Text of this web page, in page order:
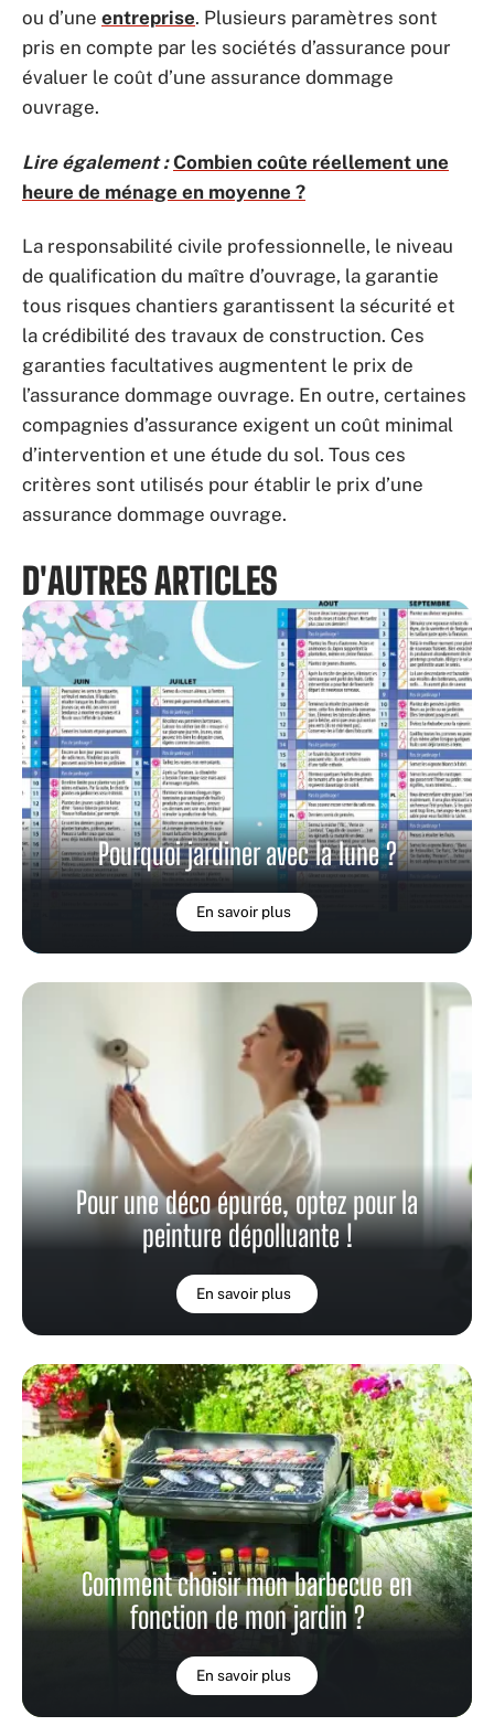
ou d’une entreprise. Plusieurs paramètres sont
pris en compte par les sociétés d’assurance pour
évaluer le coût d’une assurance dommage
ouvrage.
Lire également : Combien coûte réellement une
heure de ménage en moyenne ?
La responsabilité civile professionnelle, le niveau
de qualification du maître d’ouvrage, la garantie
tous risques chantiers garantissent la sécurité et
la crédibilité des travaux de construction. Ces
garanties facultatives augmentent le prix de
l’assurance dommage ouvrage. En outre, certaines
compagnies d’assurance exigent un coût minimal
d’intervention et une étude du sol. Tous ces
critères sont utilisés pour établir le prix d’une
assurance dommage ouvrage.
D'AUTRES ARTICLES
Pourquoi jardiner avec la lune ?
En savoir plus
Pour une déco épurée, optez pour la
peinture dépolluante !
En savoir plus
Comment choisir mon barbecue en
fonction de mon jardin ?
En savoir plus